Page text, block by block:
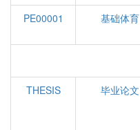
PE00001
基础体育
THESIS 毕业论文